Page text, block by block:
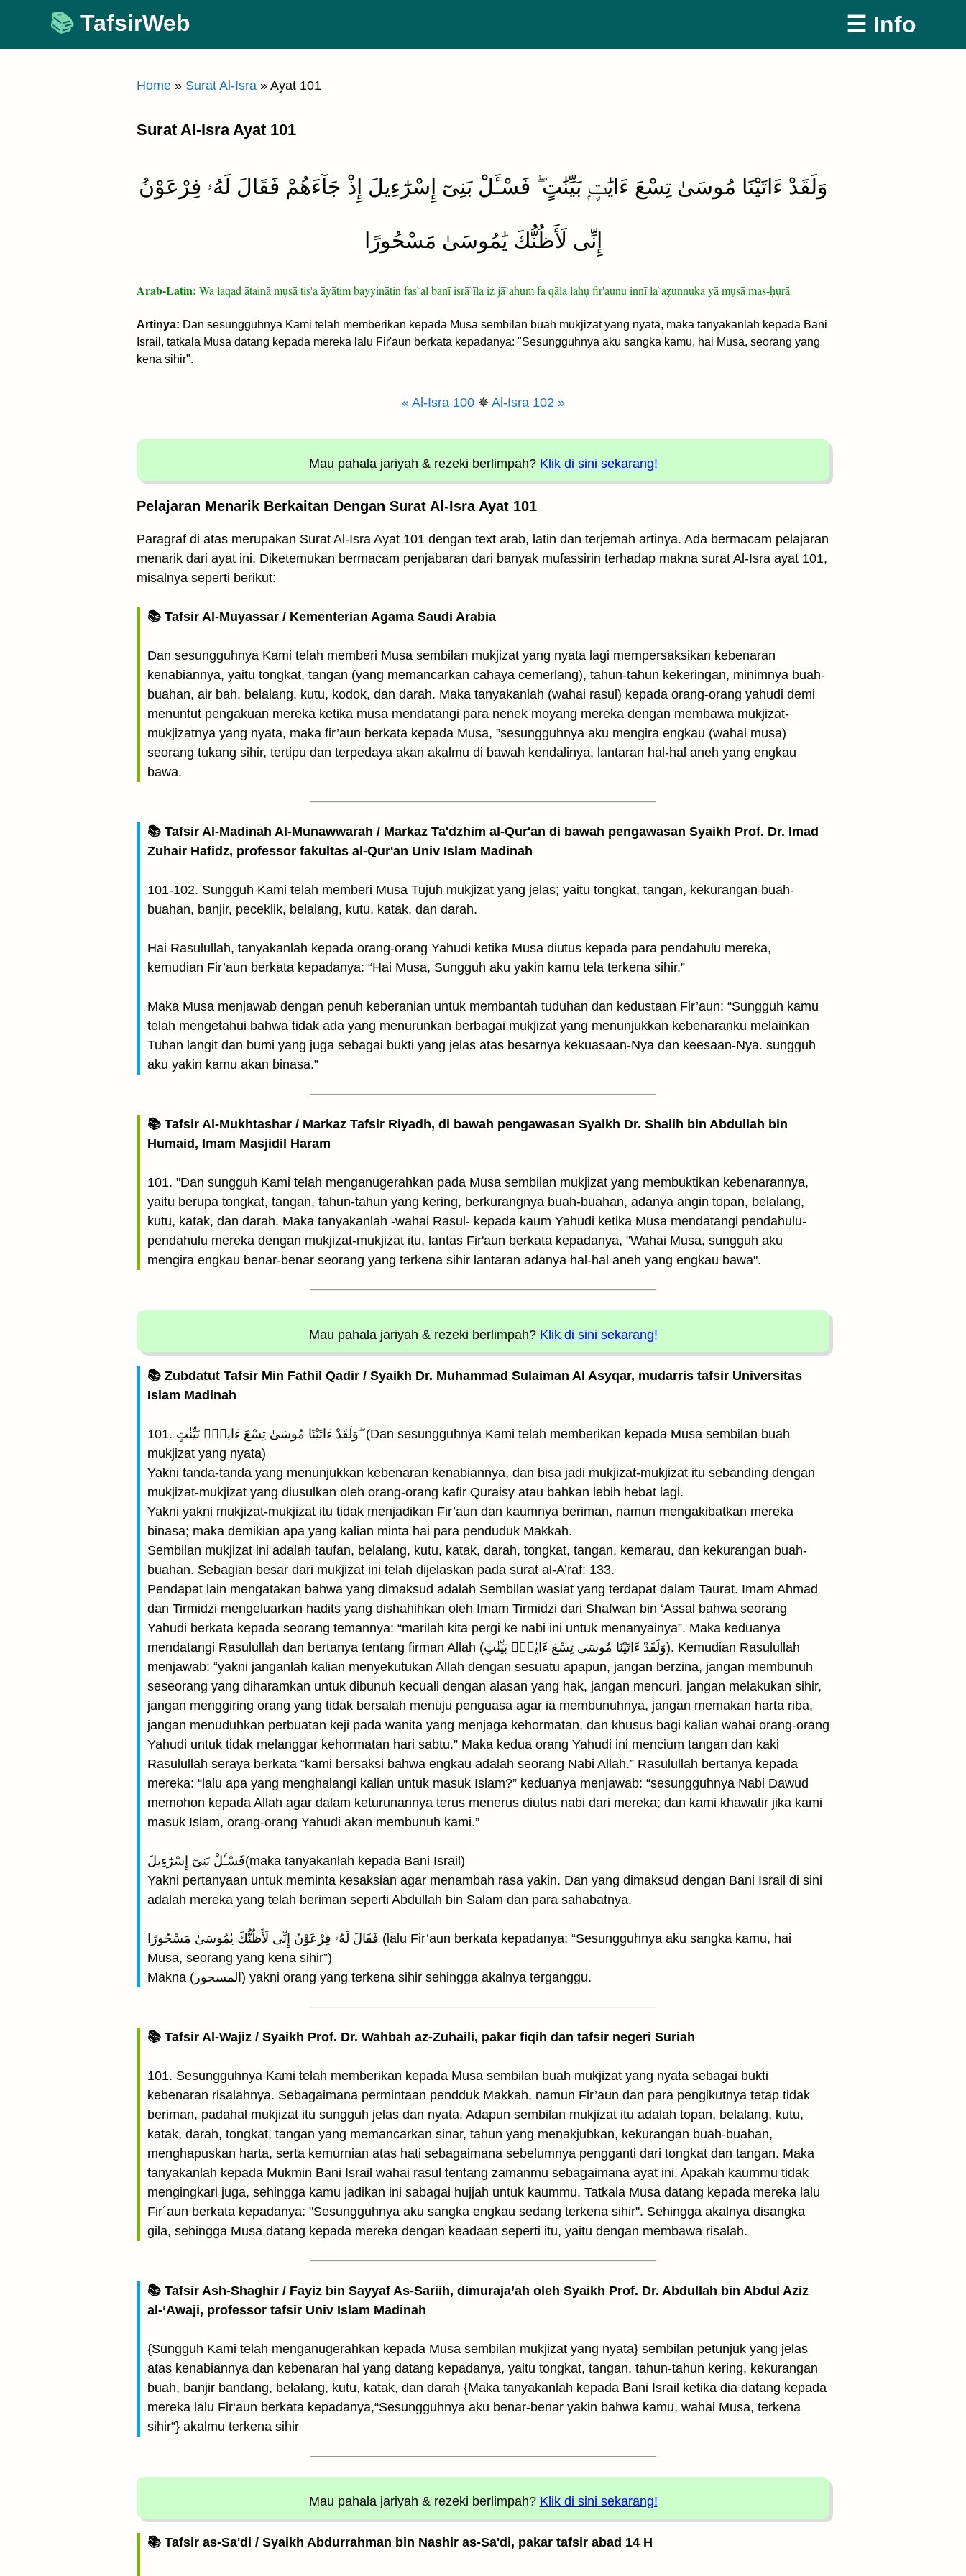
content
TafsirWeb ☰ Info
Home » Surat Al-Isra » Ayat 101
Surat Al-Isra Ayat 101
وَلَقَدْ ءَاتَيْنَا مُوسَىٰ تِسْعَ ءَايَٰتٍۭ بَيِّنَٰتٍ ۖ فَسْـَٔلْ بَنِىٓ إِسْرَٰٓءِيلَ إِذْ جَآءَهُمْ فَقَالَ لَهُۥ فِرْعَوْنُ
إِنِّى لَأَظُنُّكَ يَٰمُوسَىٰ مَسْحُورًا
Arab-Latin: Wa laqad ātainā mụsā tis'a āyātim bayyinātin fas`al banī isrā`īla iż jā`ahum fa qāla lahụ fir'aunu innī la`aẓunnuka yā mụsā mas-ḥụrā
Artinya: Dan sesungguhnya Kami telah memberikan kepada Musa sembilan buah mukjizat yang nyata, maka tanyakanlah kepada Bani
Israil, tatkala Musa datang kepada mereka lalu Fir'aun berkata kepadanya: "Sesungguhnya aku sangka kamu, hai Musa, seorang yang
kena sihir".
« Al-Isra 100✵ Al-Isra 102 »
Mau pahala jariyah & rezeki berlimpah? Klik di sini sekarang!
Pelajaran Menarik Berkaitan Dengan Surat Al-Isra Ayat 101
Paragraf di atas merupakan Surat Al-Isra Ayat 101 dengan text arab, latin dan terjemah artinya. Ada bermacam pelajaran
menarik dari ayat ini. Diketemukan bermacam penjabaran dari banyak mufassirin terhadap makna surat Al-Isra ayat 101,
misalnya seperti berikut:
📚 Tafsir Al-Muyassar / Kementerian Agama Saudi Arabia
Dan sesungguhnya Kami telah memberi Musa sembilan mukjizat yang nyata lagi mempersaksikan kebenaran
kenabiannya, yaitu tongkat, tangan (yang memancarkan cahaya cemerlang), tahun-tahun kekeringan, minimnya buah-
buahan, air bah, belalang, kutu, kodok, dan darah. Maka tanyakanlah (wahai rasul) kepada orang-orang yahudi demi
menuntut pengakuan mereka ketika musa mendatangi para nenek moyang mereka dengan membawa mukjizat-
mukjizatnya yang nyata, maka fir’aun berkata kepada Musa, ”sesungguhnya aku mengira engkau (wahai musa)
seorang tukang sihir, tertipu dan terpedaya akan akalmu di bawah kendalinya, lantaran hal-hal aneh yang engkau
bawa.
📚 Tafsir Al-Madinah Al-Munawwarah / Markaz Ta'dzhim al-Qur'an di bawah pengawasan Syaikh Prof. Dr. Imad
Zuhair Hafidz, professor fakultas al-Qur'an Univ Islam Madinah
101-102. Sungguh Kami telah memberi Musa Tujuh mukjizat yang jelas; yaitu tongkat, tangan, kekurangan buah-
buahan, banjir, peceklik, belalang, kutu, katak, dan darah.
Hai Rasulullah, tanyakanlah kepada orang-orang Yahudi ketika Musa diutus kepada para pendahulu mereka,
kemudian Fir’aun berkata kepadanya: “Hai Musa, Sungguh aku yakin kamu tela terkena sihir.”
Maka Musa menjawab dengan penuh keberanian untuk membantah tuduhan dan kedustaan Fir’aun: “Sungguh kamu
telah mengetahui bahwa tidak ada yang menurunkan berbagai mukjizat yang menunjukkan kebenaranku melainkan
Tuhan langit dan bumi yang juga sebagai bukti yang jelas atas besarnya kekuasaan-Nya dan keesaan-Nya. sungguh
aku yakin kamu akan binasa.”
📚 Tafsir Al-Mukhtashar / Markaz Tafsir Riyadh, di bawah pengawasan Syaikh Dr. Shalih bin Abdullah bin
Humaid, Imam Masjidil Haram
101. "Dan sungguh Kami telah menganugerahkan pada Musa sembilan mukjizat yang membuktikan kebenarannya,
yaitu berupa tongkat, tangan, tahun-tahun yang kering, berkurangnya buah-buahan, adanya angin topan, belalang,
kutu, katak, dan darah. Maka tanyakanlah -wahai Rasul- kepada kaum Yahudi ketika Musa mendatangi pendahulu-
pendahulu mereka dengan mukjizat-mukjizat itu, lantas Fir'aun berkata kepadanya, "Wahai Musa, sungguh aku
mengira engkau benar-benar seorang yang terkena sihir lantaran adanya hal-hal aneh yang engkau bawa".
Mau pahala jariyah & rezeki berlimpah? Klik di sini sekarang!
📚 Zubdatut Tafsir Min Fathil Qadir / Syaikh Dr. Muhammad Sulaiman Al Asyqar, mudarris tafsir Universitas
Islam Madinah
101. وَلَقَدْ ءَاتَيْنَا مُوسَىٰ تِسْعَ ءَايٰتٍۭ بَيِّنٰتٍ ۖ (Dan sesungguhnya Kami telah memberikan kepada Musa sembilan buah
mukjizat yang nyata)
Yakni tanda-tanda yang menunjukkan kebenaran kenabiannya, dan bisa jadi mukjizat-mukjizat itu sebanding dengan
mukjizat-mukjizat yang diusulkan oleh orang-orang kafir Quraisy atau bahkan lebih hebat lagi.
Yakni yakni mukjizat-mukjizat itu tidak menjadikan Fir’aun dan kaumnya beriman, namun mengakibatkan mereka
binasa; maka demikian apa yang kalian minta hai para penduduk Makkah.
Sembilan mukjizat ini adalah taufan, belalang, kutu, katak, darah, tongkat, tangan, kemarau, dan kekurangan buah-
buahan. Sebagian besar dari mukjizat ini telah dijelaskan pada surat al-A’raf: 133.
Pendapat lain mengatakan bahwa yang dimaksud adalah Sembilan wasiat yang terdapat dalam Taurat. Imam Ahmad
dan Tirmidzi mengeluarkan hadits yang dishahihkan oleh Imam Tirmidzi dari Shafwan bin ‘Assal bahwa seorang
Yahudi berkata kepada seorang temannya: “marilah kita pergi ke nabi ini untuk menanyainya”. Maka keduanya
mendatangi Rasulullah dan bertanya tentang firman Allah (وَلَقَدْ ءَاتَيْنَا مُوسَىٰ تِسْعَ ءَايٰتٍۭ بَيِّنٰتٍ). Kemudian Rasulullah
menjawab: “yakni janganlah kalian menyekutukan Allah dengan sesuatu apapun, jangan berzina, jangan membunuh
seseorang yang diharamkan untuk dibunuh kecuali dengan alasan yang hak, jangan mencuri, jangan melakukan sihir,
jangan menggiring orang yang tidak bersalah menuju penguasa agar ia membunuhnya, jangan memakan harta riba,
jangan menuduhkan perbuatan keji pada wanita yang menjaga kehormatan, dan khusus bagi kalian wahai orang-orang
Yahudi untuk tidak melanggar kehormatan hari sabtu.” Maka kedua orang Yahudi ini mencium tangan dan kaki
Rasulullah seraya berkata “kami bersaksi bahwa engkau adalah seorang Nabi Allah.” Rasulullah bertanya kepada
mereka: “lalu apa yang menghalangi kalian untuk masuk Islam?” keduanya menjawab: “sesungguhnya Nabi Dawud
memohon kepada Allah agar dalam keturunannya terus menerus diutus nabi dari mereka; dan kami khawatir jika kami
masuk Islam, orang-orang Yahudi akan membunuh kami.”
فَسْـَٔلْ بَنِىٓ إِسْرٰٓءِيلَ(maka tanyakanlah kepada Bani Israil)
Yakni pertanyaan untuk meminta kesaksian agar menambah rasa yakin. Dan yang dimaksud dengan Bani Israil di sini
adalah mereka yang telah beriman seperti Abdullah bin Salam dan para sahabatnya.
فَقَالَ لَهُۥ فِرْعَوْنُ إِنِّى لَأَظُنُّكَ يٰمُوسَىٰ مَسْحُورًا (lalu Fir’aun berkata kepadanya: “Sesungguhnya aku sangka kamu, hai
Musa, seorang yang kena sihir”)
Makna (المسحور) yakni orang yang terkena sihir sehingga akalnya terganggu.
📚 Tafsir Al-Wajiz / Syaikh Prof. Dr. Wahbah az-Zuhaili, pakar fiqih dan tafsir negeri Suriah
101. Sesungguhnya Kami telah memberikan kepada Musa sembilan buah mukjizat yang nyata sebagai bukti
kebenaran risalahnya. Sebagaimana permintaan pendduk Makkah, namun Fir’aun dan para pengikutnya tetap tidak
beriman, padahal mukjizat itu sungguh jelas dan nyata. Adapun sembilan mukjizat itu adalah topan, belalang, kutu,
katak, darah, tongkat, tangan yang memancarkan sinar, tahun yang menakjubkan, kekurangan buah-buahan,
menghapuskan harta, serta kemurnian atas hati sebagaimana sebelumnya pengganti dari tongkat dan tangan. Maka
tanyakanlah kepada Mukmin Bani Israil wahai rasul tentang zamanmu sebagaimana ayat ini. Apakah kaummu tidak
mengingkari juga, sehingga kamu jadikan ini sabagai hujjah untuk kaummu. Tatkala Musa datang kepada mereka lalu
Fir´aun berkata kepadanya: "Sesungguhnya aku sangka engkau sedang terkena sihir". Sehingga akalnya disangka
gila, sehingga Musa datang kepada mereka dengan keadaan seperti itu, yaitu dengan membawa risalah.
📚 Tafsir Ash-Shaghir / Fayiz bin Sayyaf As-Sariih, dimuraja’ah oleh Syaikh Prof. Dr. Abdullah bin Abdul Aziz
al-‘Awaji, professor tafsir Univ Islam Madinah
{Sungguh Kami telah menganugerahkan kepada Musa sembilan mukjizat yang nyata} sembilan petunjuk yang jelas
atas kenabiannya dan kebenaran hal yang datang kepadanya, yaitu tongkat, tangan, tahun-tahun kering, kekurangan
buah, banjir bandang, belalang, kutu, katak, dan darah {Maka tanyakanlah kepada Bani Israil ketika dia datang kepada
mereka lalu Fir‘aun berkata kepadanya,“Sesungguhnya aku benar-benar yakin bahwa kamu, wahai Musa, terkena
sihir”} akalmu terkena sihir
Mau pahala jariyah & rezeki berlimpah? Klik di sini sekarang!
📚 Tafsir as-Sa'di / Syaikh Abdurrahman bin Nashir as-Sa'di, pakar tafsir abad 14 H